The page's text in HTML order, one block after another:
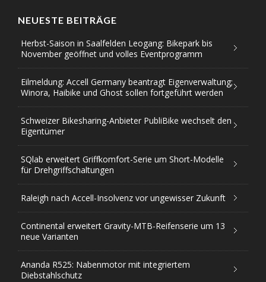
NEUESTE BEITRÄGE
Herbst-Saison in Saalfelden Leogang: Bikepark bis
November geöffnet und volles Eventprogramm
Eilmeldung: Accell Germany beantragt Eigenverwaltung;
Winora, Haibike und Ghost sollen fortgeführt werden
Schweizer Bikesharing-Anbieter PubliBike wechselt den
Eigentümer
SQlab erweitert Griffkomfort-Serie um Short-Modelle
für Drehgriffschaltungen
Raleigh nach Accell-Insolvenz vor ungewisser Zukunft
Continental erweitert Gravity-MTB-Reifenserie um 13
neue Varianten
Ananda R525: Nabenmotor mit integriertem
Diebstahlschutz